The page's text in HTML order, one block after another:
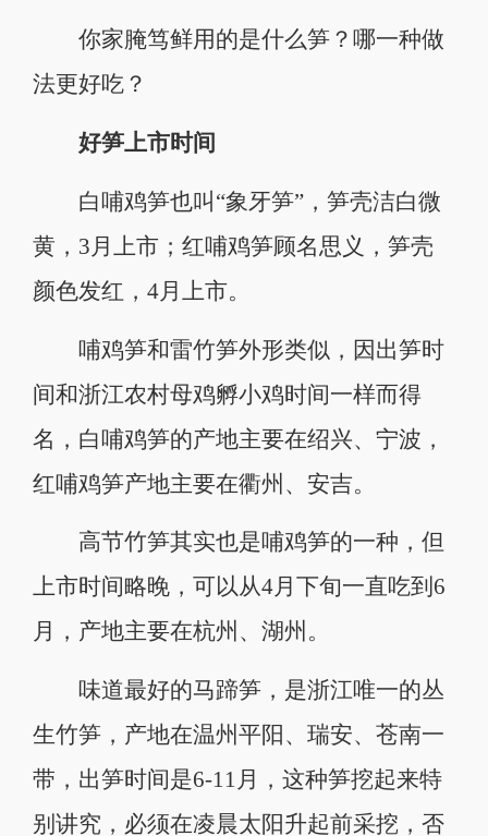
你家腌笃鲜用的是什么笋？哪一种做
法更好吃？
好笋上市时间
白哺鸡笋也叫“象牙笋”，笋壳洁白微
黄，3月上市；红哺鸡笋顾名思义，笋壳
颜色发红，4月上市。
哺鸡笋和雷竹笋外形类似，因出笋时
间和浙江农村母鸡孵小鸡时间一样而得
名，白哺鸡笋的产地主要在绍兴、宁波，
红哺鸡笋产地主要在衢州、安吉。
高节竹笋其实也是哺鸡笋的一种，但
上市时间略晚，可以从4月下旬一直吃到6
月，产地主要在杭州、湖州。
味道最好的马蹄笋，是浙江唯一的丛
生竹笋，产地在温州平阳、瑞安、苍南一
带，出笋时间是6-11月，这种笋挖起来特
别讲究，必须在凌晨太阳升起前采挖，否